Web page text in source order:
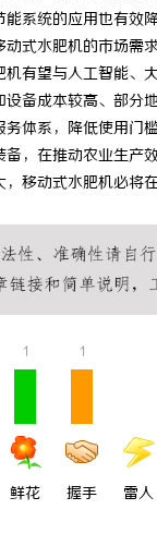
系统的应用也有效
式水肥机的市场
有望与人工智能、
备成本较高、部
体系，降低使用门
，在推动农业生
移动式水肥机必
1
鲜花
1
握手 雷人
汉配眼镜 上海配眼镜